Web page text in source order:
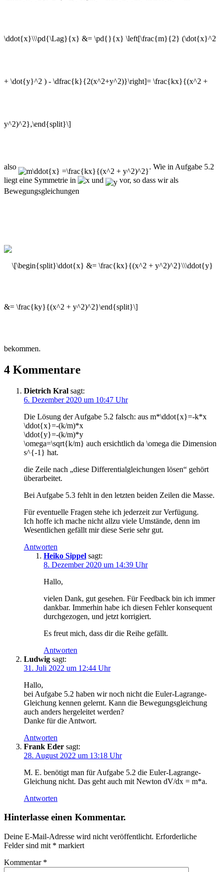
also
. Wie in Aufgabe 5.2
liegt eine Symmetrie in
und
vor, so dass wir als
Bewegungsgleichungen
bekommen.
4 Kommentare
Dietrich Kral sagt:
6. Dezember 2020 um 10:47 Uhr
Die Lösung der Aufgabe 5.2 falsch: aus m*\ddot{x}=-k*x
\ddot{x}=-(k/m)*x
\ddot{y}=-(k/m)*y
\omega=\sqrt{k/m} auch ersichtlich da \omega die Dimension
s^{-1} hat.
die Zeile nach „diese Differentialgleichungen lösen“ gehört
überarbeitet.
Bei Aufgabe 5.3 fehlt in den letzten beiden Zeilen die Masse.
Für eventuelle Fragen stehe ich jederzeit zur Verfügung.
Ich hoffe ich mache nicht allzu viele Umstände, denn im
Wesentlichen gefällt mir diese Serie sehr gut.
Antworten
Heiko Sippel sagt:
8. Dezember 2020 um 14:39 Uhr
Hallo,
vielen Dank, gut gesehen. Für Feedback bin ich immer
dankbar. Immerhin habe ich diesen Fehler konsequent
durchgezogen, und jetzt korrigiert.
Es freut mich, dass dir die Reihe gefällt.
Antworten
Ludwig sagt:
31. Juli 2022 um 12:44 Uhr
Hallo,
bei Aufgabe 5.2 haben wir noch nicht die Euler-Lagrange-
Gleichung kennen gelernt. Kann die Bewegungsgleichung
auch anders hergeleitet werden?
Danke für die Antwort.
Antworten
Frank Eder sagt:
28. August 2022 um 13:18 Uhr
M. E. benötigt man für Aufgabe 5.2 die Euler-Lagrange-
Gleichung nicht. Das geht auch mit Newton dV/dx = m*a.
Antworten
Hinterlasse einen Kommentar.
Deine E-Mail-Adresse wird nicht veröffentlicht. Erforderliche
Felder sind mit * markiert
Kommentar *